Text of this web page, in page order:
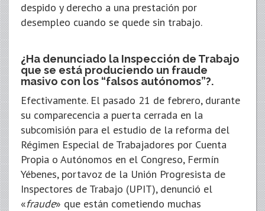
despido y derecho a una prestación por
desempleo cuando se quede sin trabajo.
¿Ha denunciado la Inspección de Trabajo
que se está produciendo un fraude
masivo con los “falsos autónomos”?.
Efectivamente. El pasado 21 de febrero, durante
su comparecencia a puerta cerrada en la
subcomisión para el estudio de la reforma del
Régimen Especial de Trabajadores por Cuenta
Propia o Autónomos en el Congreso, Fermín
Yébenes, portavoz de la Unión Progresista de
Inspectores de Trabajo (UPIT), denunció el
«fraude» que están cometiendo muchas